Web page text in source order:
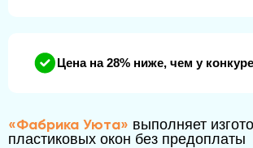
Цена на 28% ниже, чем у
«Фабрика Уюта» выполняет
пластиковых окон без предоплаты